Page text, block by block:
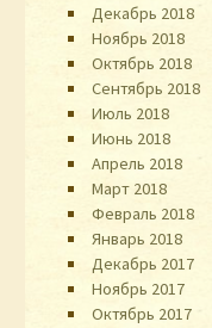
Декабрь 2018
Ноябрь 2018
Октябрь 2018
Сентябрь 2018
Июль 2018
Июнь 2018
Апрель 2018
Март 2018
Февраль 2018
Январь 2018
Декабрь 2017
Ноябрь 2017
Октябрь 2017